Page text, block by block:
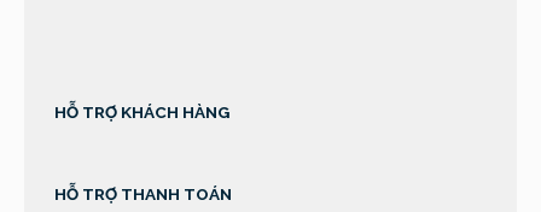
HỖ TRỢ KHÁCH HÀNG
HỖ TRỢ THANH TOÁN